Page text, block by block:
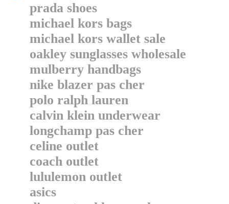
prada shoes
michael kors bags
michael kors wallet sale
oakley sunglasses wholesale
mulberry handbags
nike blazer pas cher
polo ralph lauren
calvin klein underwear
longchamp pas cher
celine outlet
coach outlet
lululemon outlet
asics